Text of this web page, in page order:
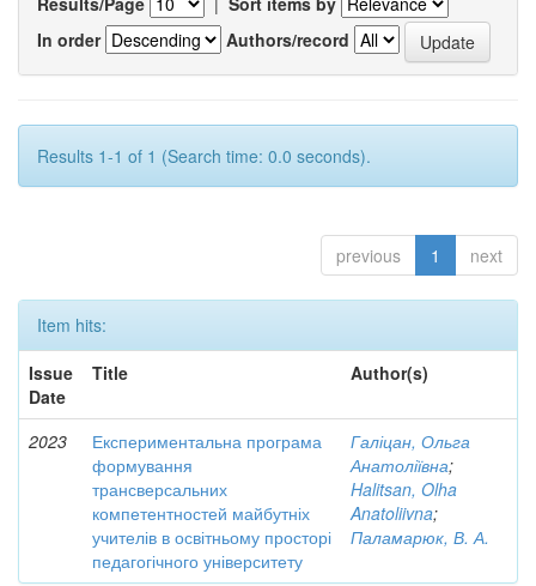
In order
Authors/record
Results 1-1 of 1 (Search time: 0.0 seconds).
previous 1 next
Item hits:
Issue
Date
Title Author(s)
2023
Експериментальна програма
формування
трансверсальних
компетентностей майбутніх
учителів в освітньому просторі
педагогічного університету
Галіцан, Ольга
Анатоліївна;
Halitsan, Olha
Anatoliivna;
Паламарюк, В. А.